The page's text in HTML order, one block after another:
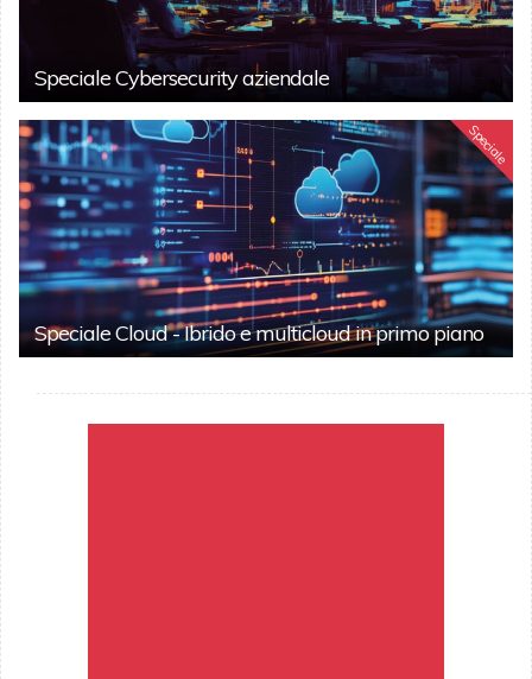
Speciale Cybersecurity aziendale
Speciale
Speciale Cloud - Ibrido e multicloud in primo piano